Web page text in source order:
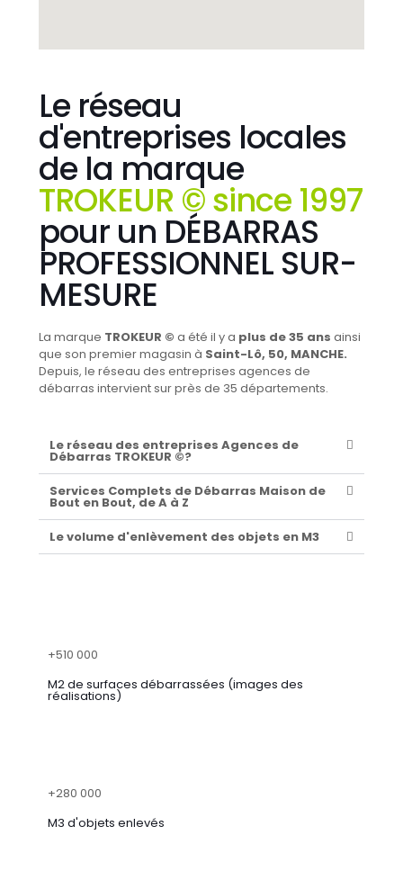
Le réseau
d'entreprises locales
de la marque
TROKEUR © since 1997
pour un DÉBARRAS
PROFESSIONNEL SUR-
MESURE
La marque TROKEUR © a été il y a plus de 35 ans ainsi
que son premier magasin à Saint-Lô, 50, MANCHE.
Depuis, le réseau des entreprises agences de
débarras intervient sur près de 35 départements.
Le réseau des entreprises Agences de
Débarras TROKEUR ©?
Services Complets de Débarras Maison de
Bout en Bout, de A à Z
Le volume d'enlèvement des objets en M3
+510 000
M2 de surfaces débarrassées (images des
réalisations)
+280 000
M3 d'objets enlevés